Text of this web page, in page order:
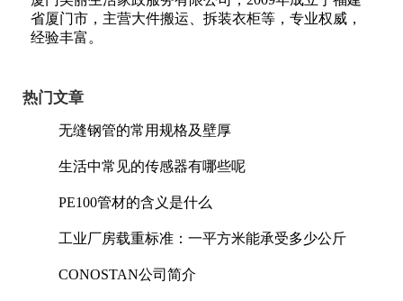
省厦门市，主营大件搬运、拆装衣柜等，专业权威，
经验丰富。
热门文章
无缝钢管的常用规格及壁厚
生活中常见的传感器有哪些呢
PE100管材的含义是什么
工业厂房载重标准：一平方米能承受多少公斤
CONOSTAN公司简介